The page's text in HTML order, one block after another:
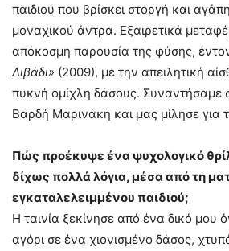
παιδιού που βρίσκει στοργή και
μοναχικού άντρα. Εξαιρετικά
απόκοσμη παρουσία της φύσης,
Λιβάδι» (2009), με την απειλητική
πυκνή ομίχλη δάσους. Συναντήσαμε
Βαρδή Μαρινάκη και μας μίλησε για
Πώς προέκυψε ένα ψυχολογικό
δίχως πολλά λόγια, μέσα από τη
εγκαταλελειμμένου παιδιού;
Η ταινία ξεκίνησε από ένα δικό μου
αγόρι σε ένα χιονισμένο δάσος,